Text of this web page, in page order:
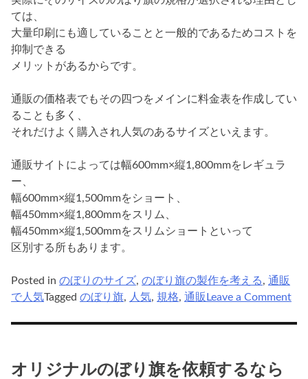
ては、
大量印刷にも適していることと一般的であるためコストを
抑制できる
メリットがあるからです。
通販の価格表でもその四つをメインに料金表を作成してい
ることも多く、
それだけよく購入され人気のあるサイズといえます。
通販サイトによっては幅600mm×縦1,800mmをレギュラ
ー、
幅600mm×縦1,500mmをショート、
幅450mm×縦1,800mmをスリム、
幅450mm×縦1,500mmをスリムショートといって
区別する所もあります。
Posted in のぼりのサイズ, のぼり旗の製作を考える, 通販
で人気Tagged のぼり旗, 人気, 規格, 通販 Leave a Commenton
オリジナルのぼり旗を依頼するなら